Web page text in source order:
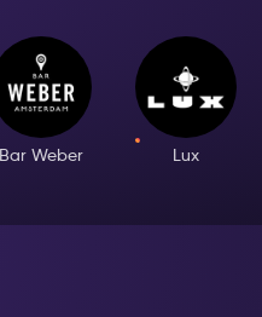
Bar Weber Lux